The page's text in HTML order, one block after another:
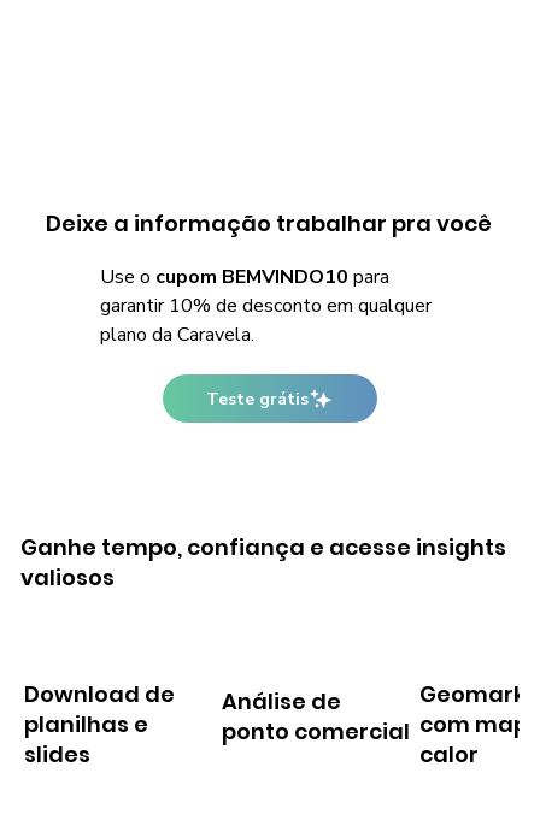
Deixe a informação trabalhar pra você
Use o cupom BEMVINDO10 para
garantir 10% de desconto em qualquer
plano da Caravela.
Teste grátis
Download de
planilhas e
slides
Análise de
ponto comercial com
calor
Ganhe tempo, confiança e acesse insights
valiosos